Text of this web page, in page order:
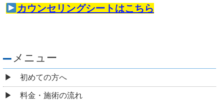
カウンセリングシートはこちら
メニュー
初めての方へ
料金・施術の流れ